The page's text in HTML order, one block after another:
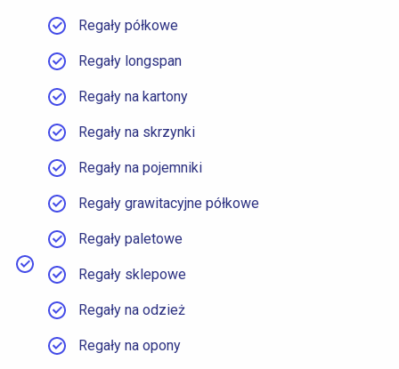
Regały półkowe
Regały longspan
Regały na kartony
Regały na skrzynki
Regały na pojemniki
Regały grawitacyjne półkowe
Regały paletowe
Regały sklepowe
Regały na odzież
Regały na opony